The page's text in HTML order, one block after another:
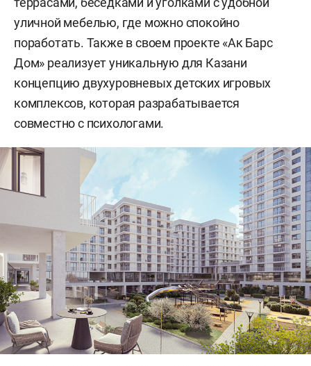
уличной мебелью, где можно спокойно
поработать. Также в своем проекте «Ак Барс
Дом» реализует уникальную для Казани
концепцию двухуровневых детских игровых
комплексов, которая разрабатывается
совместно с психологами.